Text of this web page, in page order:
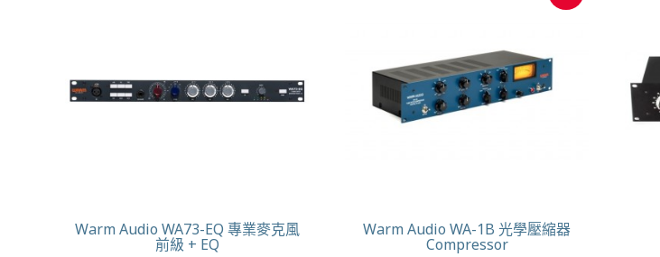
Warm Audio WA73-EQ 專業麥克風
前級 + EQ
Warm Audio WA-1B 光學壓縮器
Compressor